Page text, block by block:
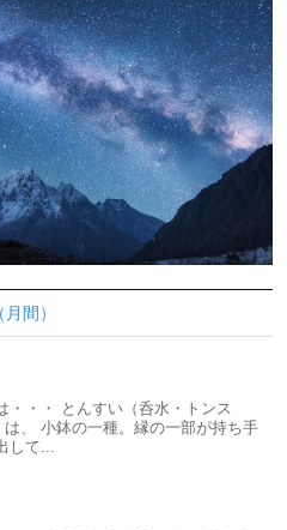
間）
・・・ とんすい（呑水・トンス
は、 小鉢の一種。縁の一部が持ち手
して...